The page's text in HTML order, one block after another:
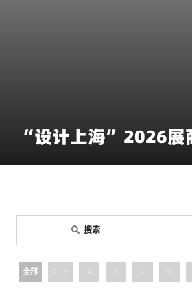
“设计上海”2026展
搜索
全部